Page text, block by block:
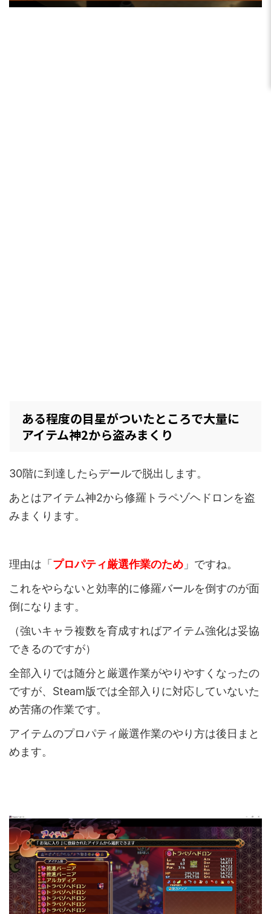
ある程度の目星がついたところで大量に
アイテム神2から盗みまくり
30階に到達したらデールで脱出します。
あとはアイテム神2から修羅トラペゾヘドロンを盗
みまくります。
理由は「 プロパティ厳選作業のため 」ですね。
これをやらないと効率的に修羅バールを倒すのが面
倒になります。
（強いキャラ複数を育成すればアイテム強化は妥協
できるのですが）
全部入りでは随分と厳選作業がやりやすくなったの
ですが、Steam版では全部入りに対応していないた
め苦痛の作業です。
アイテムのプロパティ厳選作業のやり方は後日まと
めます。